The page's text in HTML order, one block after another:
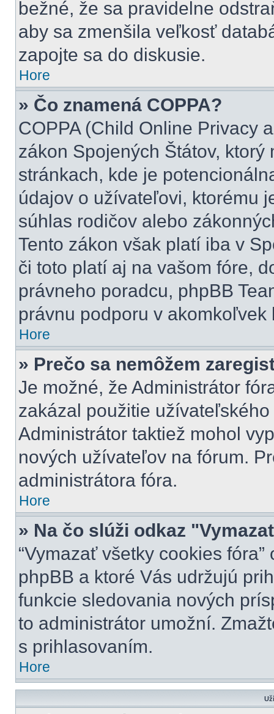
bežné, že sa pravidelne
aby sa zmenšila veľkosť
zapojte sa do diskusie.
Hore
» Čo znamená COPPA?
COPPA (Child Online Privacy
zákon Spojených Štátov,
stránkach, kde je
údajov o užívateľovi, ktorému
súhlas rodičov alebo
Tento zákon však platí iba v
či toto platí aj na vašom fóre,
právneho poradcu, phpBB
právnu podporu v akomkoľvek
Hore
» Prečo sa nemôžem
Je možné, že Administrátor
zakázal použitie
Administrátor taktiež mohol
nových užívateľov na fórum.
administrátora fóra.
Hore
» Na čo slúži odkaz
“Vymazať všetky cookies
phpBB a ktoré Vás udržujú
funkcie sledovania nových
to administrátor umožní.
s prihlasovaním.
Hore